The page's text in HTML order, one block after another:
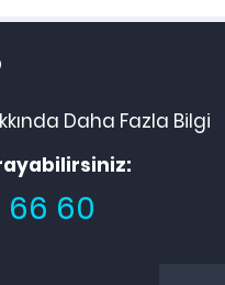
Daha Fazla Bilgi
66 60